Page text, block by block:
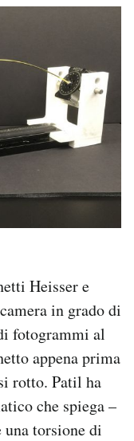
Heisser e
in grado di
fotogrammi al
appena prima
rotto. Patil ha
che spiega –
torsione di